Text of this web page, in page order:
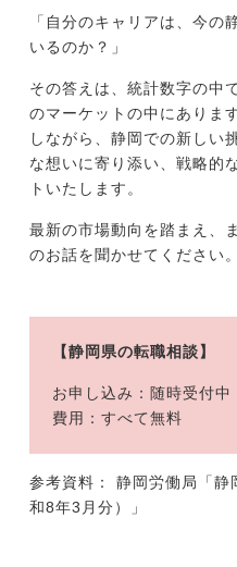
「自分のキャリアは、今の
いるのか？」
その答えは、統計数字の中
のマーケットの中にありま
しながら、静岡での新しい
な想いに寄り添い、戦略的
トいたします。
最新の市場動向を踏まえ、
のお話を聞かせてください。
【静岡県の転職相談】
お申し込み：随時受付中
費用：すべて無料
参考資料： 静岡労働局「静
和8年3月分）」